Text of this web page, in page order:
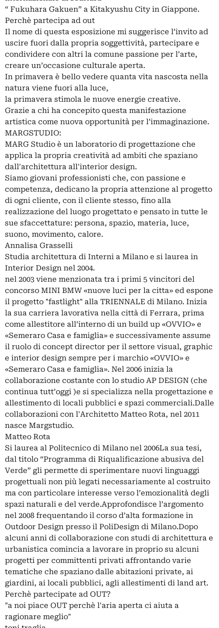
“ Fukuhara Gakuen” a Kitakyushu City in Giappone.
Perchè partecipa ad out
Il nome di questa esposizione mi suggerisce l’invito ad
uscire fuori dalla propria soggettività, partecipare e
condividere con altri la comune passione per l’arte,
creare un’occasione culturale aperta.
In primavera è bello vedere quanta vita nascosta nella
natura viene fuori alla luce,
la primavera stimola le nuove energie creative.
Grazie a chi ha concepito questa manifestazione
artistica come nuova opportunità per l’immaginazione.
MARGSTUDIO:
MARG Studio è un laboratorio di progettazione che
applica la propria creatività ad ambiti che spaziano
dall'architettura all'interior design.
Siamo giovani professionisti che, con passione e
competenza, dedicano la propria attenzione al progetto
di ogni cliente, con il cliente stesso, fino alla
realizzazione del luogo progettato e pensato in tutte le
sue sfaccettature: persona, spazio, materia, luce,
suono, movimento, calore.
Annalisa Grasselli
Studia architettura di Interni a Milano e si laurea in
Interior Design nel 2004.
nel 2003 viene menzionata tra i primi 5 vincitori del
concorso MINI BMW «nuove luci per la citta» ed espone
il progetto "fastlight" alla TRIENNALE di Milano. Inizia
la sua carriera lavorativa nella città di Ferrara, prima
come allestitore all’interno di un build up «OVVIO» e
«Semeraro Casa e famiglia» e successivamente assume
il ruolo di concept director per il settore visual, graphic
e interior design sempre per i marchio «OVVIO» e
«Semeraro Casa e famiglia». Nel 2006 inizia la
collaborazione costante con lo studio AP DESIGN (che
continua tutt’oggi )e si specializza nella progettazione e
allestimento di locali pubblici e spazi commerciali.Dalle
collaborazioni con l'Architetto Matteo Rota, nel 2011
nasce Margstudio.
Matteo Rota
Si laurea al Politecnico di Milano nel 2006La sua tesi,
dal titolo “Programma di Riqualificazione abusiva del
Verde” gli permette di sperimentare nuovi linguaggi
progettuali non più legati necessariamente al costruito
ma con particolare interesse verso l’emozionalità degli
spazi naturali e del verde.Approfondisce l’argomento
nel 2008 frequentando il corso d’alta formazione in
Outdoor Design presso il PoliDesign di Milano.Dopo
alcuni anni di collaborazione con studi di architettura e
urbanistica comincia a lavorare in proprio su alcuni
progetti per committenti privati affrontando varie
tematiche che spaziano dalle abitazioni private, ai
giardini, ai locali pubblici, agli allestimenti di land art.
Perchè partecipate ad OUT?
"a noi piace OUT perchè l'aria aperta ci aiuta a
ragionare meglio"